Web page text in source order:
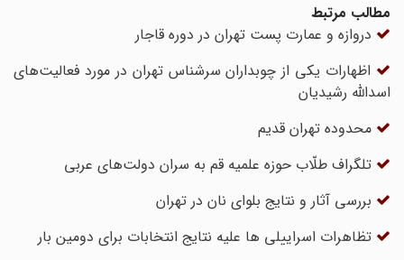
مطالب مرتبط
دروازه و عمارت پست تهران در دوره قاجار
اظهارات یکی از چوبداران سرشناس تهران در مورد فعالیت‌های
اسدالله رشیدیان
محدوده تهران قدیم
تلگراف طلّاب حوزه علمیه قم به سران دولت‌های عربی
بررسی آثار و نتایج بلوای نان در تهران
تظاهرات اسراییلی ها علیه نتایج انتخابات برای دومین بار